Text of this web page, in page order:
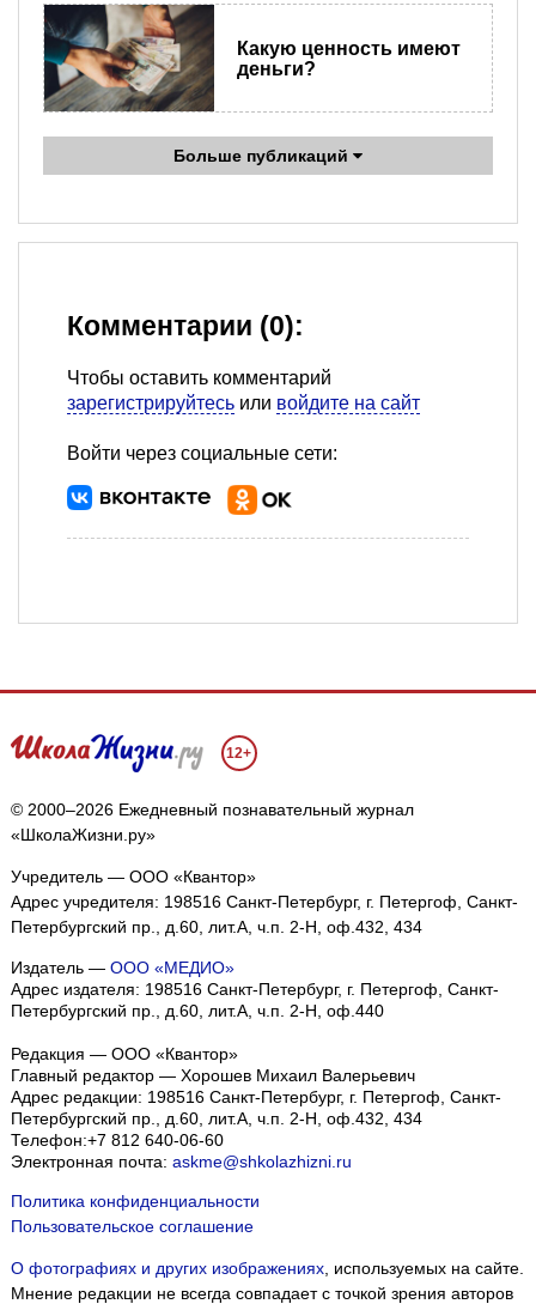
Какую ценность имеют
деньги?
Больше публикаций
Комментарии (0):
Чтобы оставить комментарий
зарегистрируйтесь или войдите на сайт
Войти через социальные сети:
12+
© 2000–2026 Ежедневный познавательный журнал
«ШколаЖизни.ру»
Учредитель — ООО «Квантор»
Адрес учредителя: 198516 Санкт-Петербург, г. Петергоф, Санкт-
Петербургский пр., д.60, лит.А, ч.п. 2-Н, оф.432, 434
Издатель — ООО «МЕДИО»
Адрес издателя: 198516 Санкт-Петербург, г. Петергоф, Санкт-
Петербургский пр., д.60, лит.А, ч.п. 2-Н, оф.440
Редакция — ООО «Квантор»
Главный редактор — Хорошев Михаил Валерьевич
Адрес редакции: 198516 Санкт-Петербург, г. Петергоф, Санкт-
Петербургский пр., д.60, лит.А, ч.п. 2-Н, оф.432, 434
Телефон:+7 812 640-06-60
Электронная почта: askme@shkolazhizni.ru
Политика конфиденциальности
Пользовательское соглашение
О фотографиях и других изображениях, используемых на сайте.
Мнение редакции не всегда совпадает с точкой зрения авторов